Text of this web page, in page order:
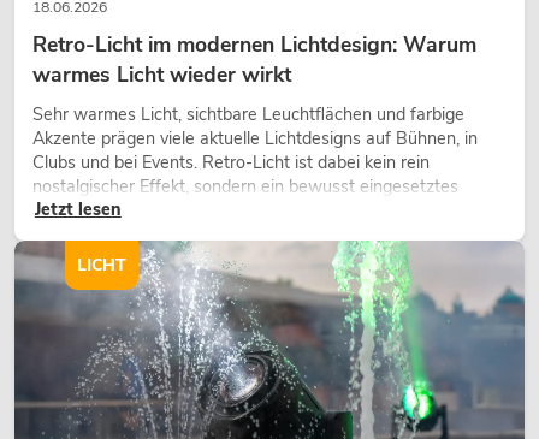
18.06.2026
Retro-Licht im modernen Lichtdesign: Warum
warmes Licht wieder wirkt
Sehr warmes Licht, sichtbare Leuchtflächen und farbige
Akzente prägen viele aktuelle Lichtdesigns auf Bühnen, in
Clubs und bei Events. Retro-Licht ist dabei kein rein
nostalgischer Effekt, sondern ein bewusst eingesetztes
Gestaltungsmittel: Es schafft Atmosphäre, gibt Szenen
Charakter und kann technische LED-Setups emotionaler
wirken lassen.
Jetzt lesen
LICHT